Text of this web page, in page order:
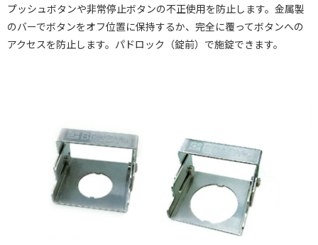
プッシュボタンや非常停止ボタンの不正使用を防止します。金属製
のバーでボタンをオフ位置に保持するか、完全に覆ってボタンへの
アクセスを防止します。パドロック（錠前）で施錠できます。